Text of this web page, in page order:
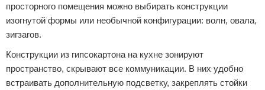
просторного помещения можно выбирать конструкции
изогнутой формы или необычной конфигурации: волн, овала,
зигзагов.
Конструкции из гипсокартона на кухне зонируют
пространство, скрывают все коммуникации. В них удобно
встраивать дополнительную подсветку, закреплять стойки